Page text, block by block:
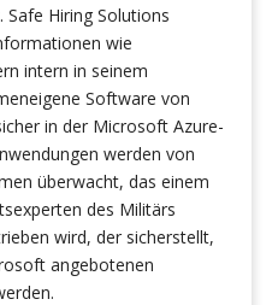
Hiring Solutions
wie
intern in seinem
Software von
in der Microsoft Azure-
werden von
überwacht, das einem
des Militärs
wird, der sicherstellt,
angebotenen